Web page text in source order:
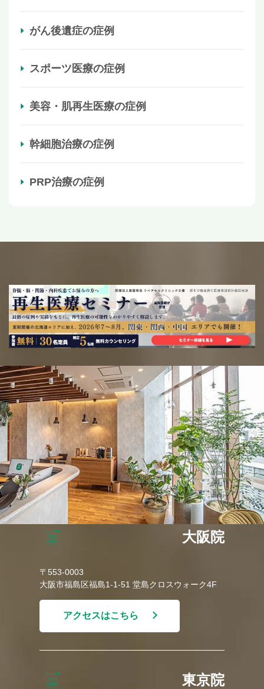
がん後遺症の症例
スポーツ医療の症例
美容・肌再生医療の症例
幹細胞治療の症例
PRP治療の症例
大阪院
〒553-0003
大阪市福島区福島1-1-51 堂島クロスウォーク4F
アクセスはこちら
東京院